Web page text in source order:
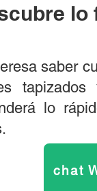
saber
lo
chat